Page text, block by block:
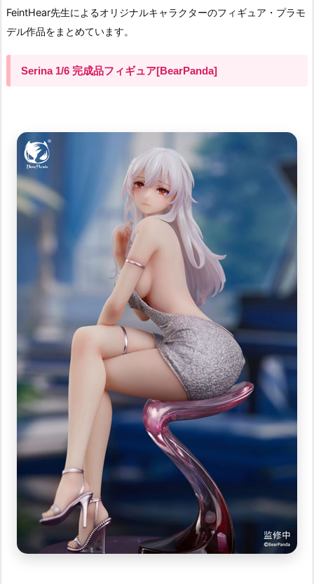
FeintHear先生によるオリジナルキャラクターのフィギュア・プラモ
デル作品をまとめています。
Serina 1/6 完成品フィギュア[BearPanda]